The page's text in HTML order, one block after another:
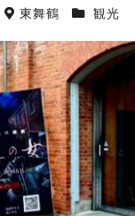
東舞鶴 観光